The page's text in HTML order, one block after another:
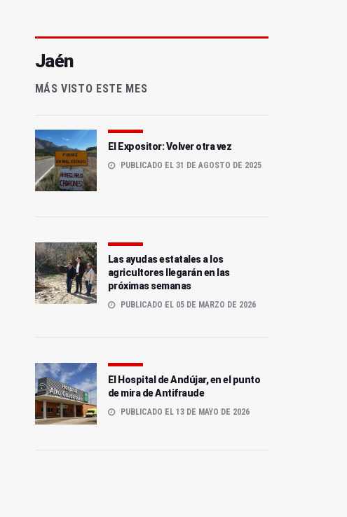
Jaén
MÁS VISTO ESTE MES
El Expositor: Volver otra vez
PUBLICADO EL 31 DE AGOSTO DE 2025
Las ayudas estatales a los
agricultores llegarán en las
próximas semanas
PUBLICADO EL 05 DE MARZO DE 2026
El Hospital de Andújar, en el punto
de mira de Antifraude
PUBLICADO EL 13 DE MAYO DE 2026